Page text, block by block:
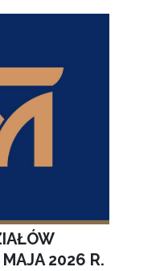
2026 R.